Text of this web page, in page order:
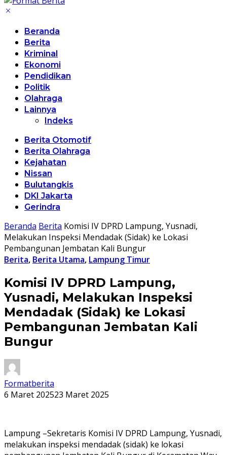
Beranda
Berita
Kriminal
Ekonomi
Pendidikan
Politik
Olahraga
Lainnya
Indeks
Berita Otomotif
Berita Olahraga
Kejahatan
Nissan
Bulutangkis
DKI Jakarta
Gerindra
Beranda Berita Komisi IV DPRD Lampung, Yusnadi,
Melakukan Inspeksi Mendadak (Sidak) ke Lokasi
Pembangunan Jembatan Kali Bungur
Berita, Berita Utama, Lampung Timur
Komisi IV DPRD Lampung,
Yusnadi, Melakukan Inspeksi
Mendadak (Sidak) ke Lokasi
Pembangunan Jembatan Kali
Bungur
Formatberita
6 Maret 202523 Maret 2025
Lampung –Sekretaris Komisi IV DPRD Lampung, Yusnadi,
melakukan inspeksi mendadak (sidak) ke lokasi